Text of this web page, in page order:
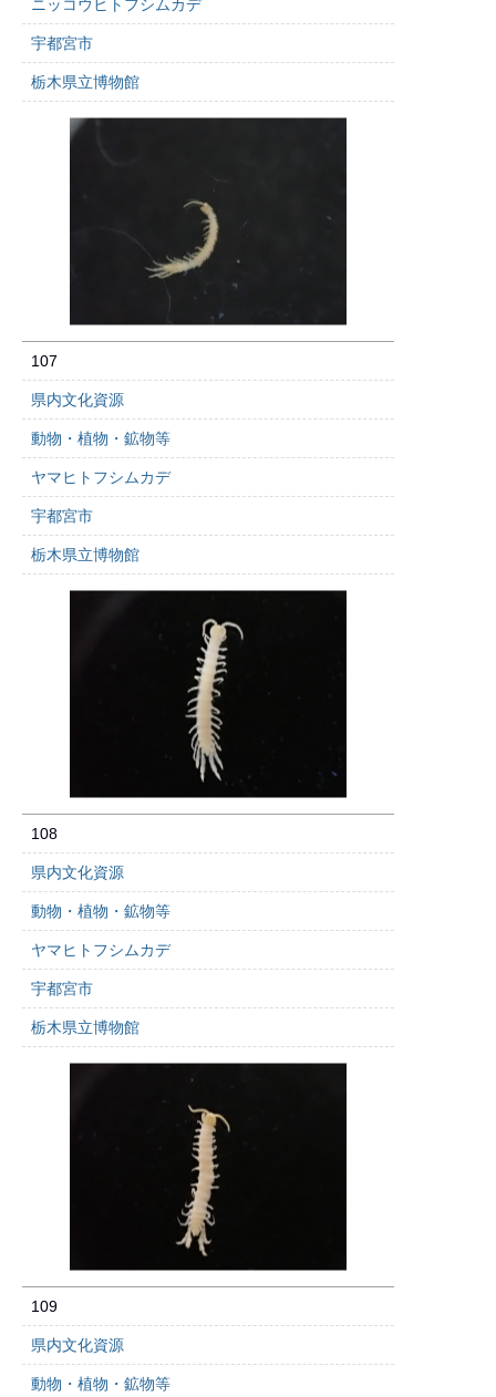
ニッコウヒトフシムカデ
宇都宮市
栃木県立博物館
107
県内文化資源
動物・植物・鉱物等
ヤマヒトフシムカデ
宇都宮市
栃木県立博物館
108
県内文化資源
動物・植物・鉱物等
ヤマヒトフシムカデ
宇都宮市
栃木県立博物館
109
県内文化資源
動物・植物・鉱物等